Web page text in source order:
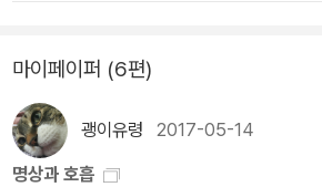
마이페이퍼 (6편)
괭이유령 2017-05-14
명상과 호흡